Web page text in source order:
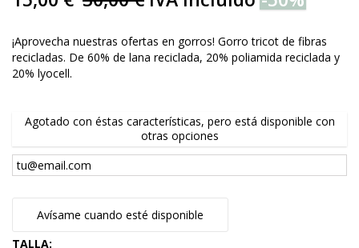
¡Aprovecha nuestras ofertas en gorros! Gorro tricot de fibras
recicladas. De 60% de lana reciclada, 20% poliamida reciclada y
20% lyocell.
Agotado con éstas características, pero está disponible con
otras opciones
Avísame cuando esté disponible
TALLA: